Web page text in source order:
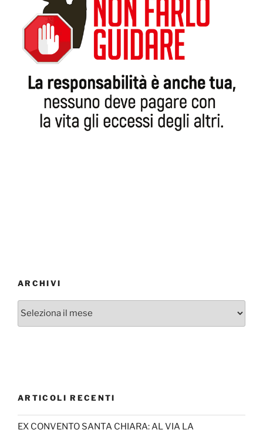
ARCHIVI
Archivi
ARTICOLI RECENTI
EX CONVENTO SANTA CHIARA: AL VIA LA